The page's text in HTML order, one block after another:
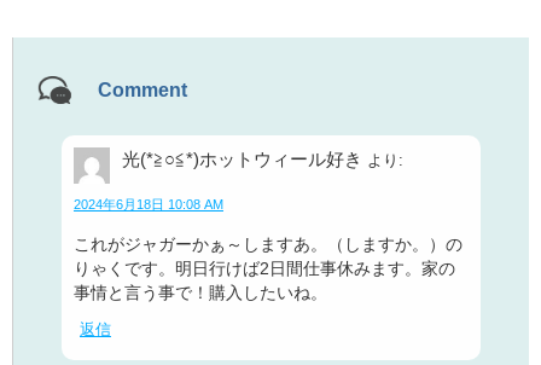
Comment
光(*≧○≦*)ホットウィール好き より:
2024年6月18日 10:08 AM
これがジャガーかぁ～しますあ。（しますか。）の
りゃくです。明日行けば2日間仕事休みます。家の
事情と言う事で！購入したいね。
返信